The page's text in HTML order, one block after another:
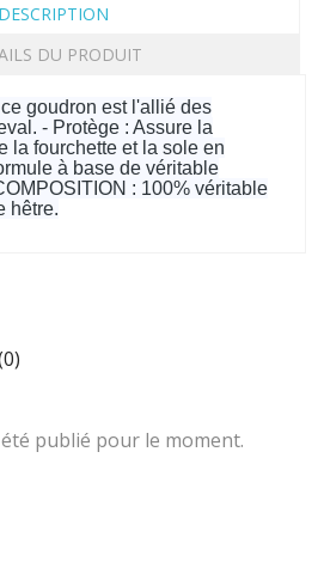
DESCRIPTION
DU PRODUIT
goudron est l'allié des
- Protège : Assure la
la fourchette et la sole en
à base de véritable
: 100% véritable
hêtre.
publié pour le moment.